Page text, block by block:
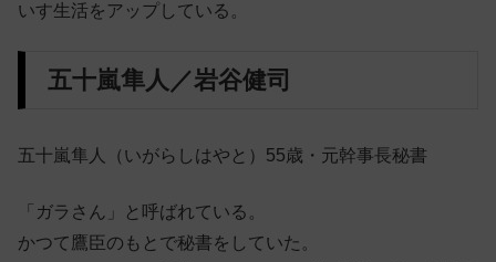
いす生活をアップしている。
五十嵐隼人／岩谷健司
五十嵐隼人（いがらしはやと）55歳・元幹事長秘書
「ガラさん」と呼ばれている。
かつて鷹臣のもとで秘書をしていた。